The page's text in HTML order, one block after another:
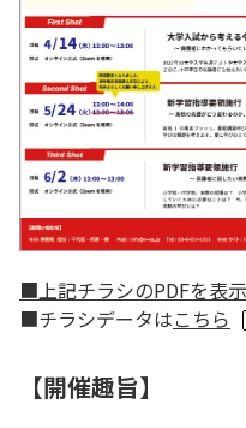
■上記チラシのPDFを表示
■チラシデータはこちら
【開催趣旨】